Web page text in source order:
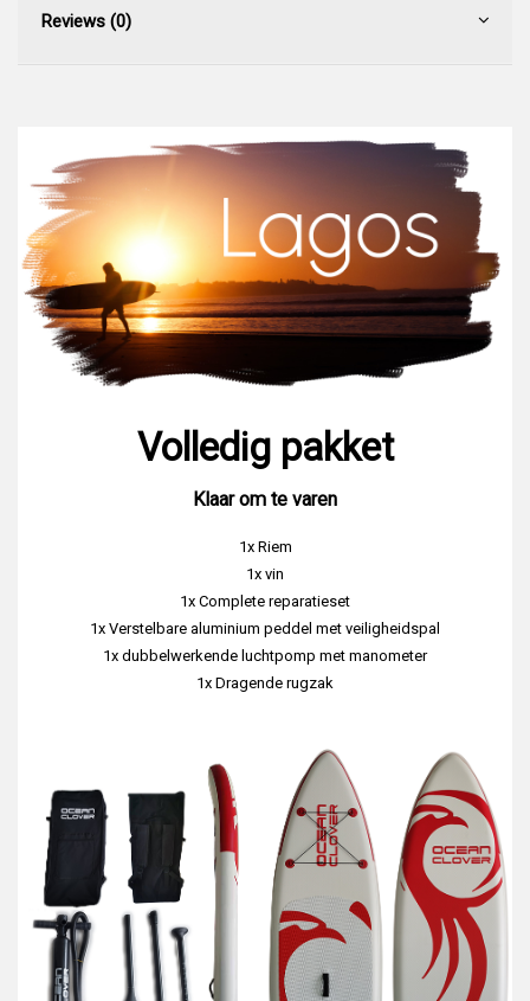
Reviews (0)
Volledig pakket
Klaar om te varen
1x Riem
1x vin
1x Complete reparatieset
1x Verstelbare aluminium peddel met veiligheidspal
1x dubbelwerkende luchtpomp met manometer
1x Dragende rugzak